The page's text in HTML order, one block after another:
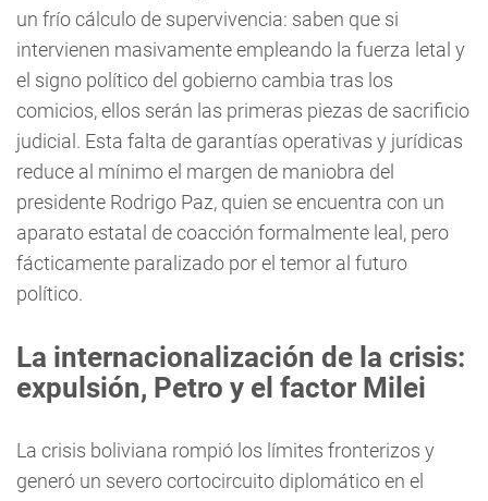
un frío cálculo de supervivencia: saben que si
intervienen masivamente empleando la fuerza letal y
el signo político del gobierno cambia tras los
comicios, ellos serán las primeras piezas de sacrificio
judicial. Esta falta de garantías operativas y jurídicas
reduce al mínimo el margen de maniobra del
presidente Rodrigo Paz, quien se encuentra con un
aparato estatal de coacción formalmente leal, pero
fácticamente paralizado por el temor al futuro
político.
La internacionalización de la crisis:
expulsión, Petro y el factor Milei
La crisis boliviana rompió los límites fronterizos y
generó un severo cortocircuito diplomático en el